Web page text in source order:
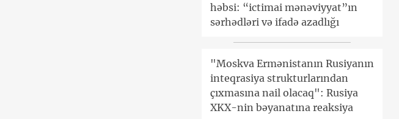
həbsi: “ictimai mənəviyyat”ın
sərhədləri və ifadə azadlığı
"Moskva Ermənistanın Rusiyanın
inteqrasiya strukturlarından
çıxmasına nail olacaq": Rusiya
XKX-nin bəyanatına reaksiya